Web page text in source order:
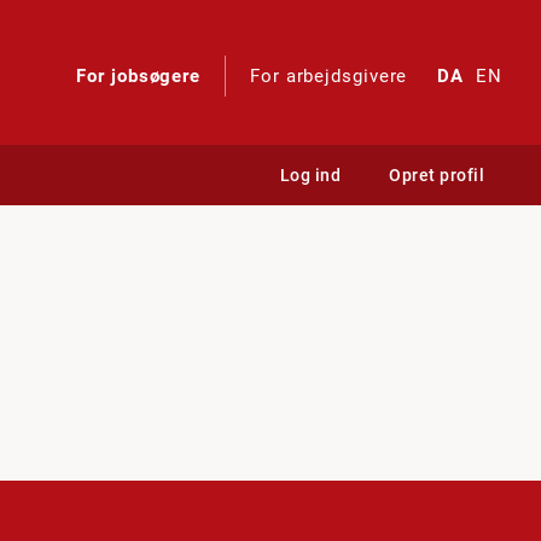
For jobsøgere For arbejdsgivere DA EN
Log ind Opret profil